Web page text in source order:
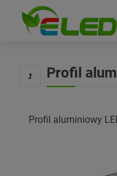
Profil
Profil aluminiowy